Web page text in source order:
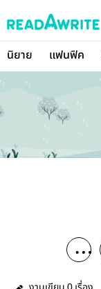
นิยาย แฟนฟิค